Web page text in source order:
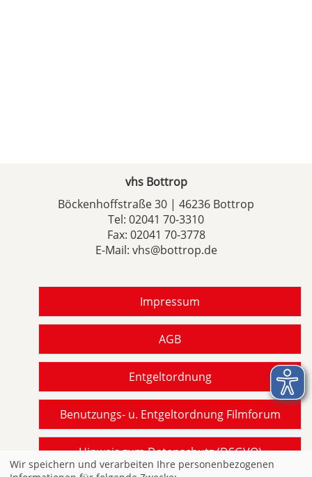
vhs Bottrop
Böckenhoffstraße 30 | 46236 Bottrop
Tel: 02041 70-3310
Fax: 02041 70-3778
E-Mail: vhs@bottrop.de
Impressum
AGB
Entgeltordnung
Benutzungs- u. Entgeltordnung Filmforum
Hinweis zum Datenschutz (DSGVO)
Wir speichern und verarbeiten Ihre personenbezogenen